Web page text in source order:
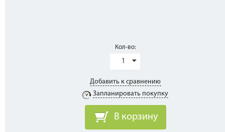
Кол-во:
1
Добавить к сравнению
Запланировать покупку
В корзину